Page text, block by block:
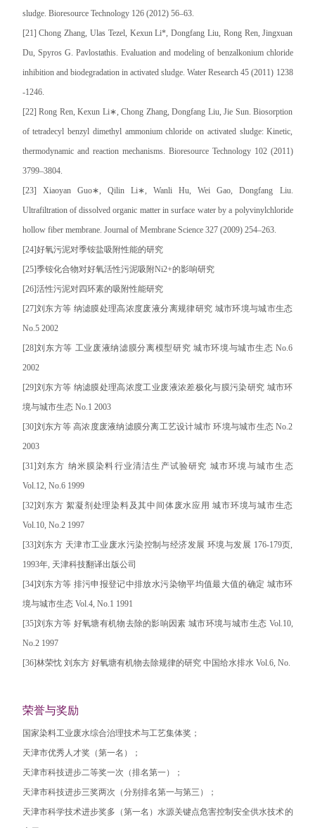
sludge. Bioresource Technology 126 (2012) 56–63.
[21] Chong Zhang, Ulas Tezel, Kexun Li*, Dongfang Liu, Rong Ren, Jingxuan
Du, Spyros G. Pavlostathis. Evaluation and modeling of benzalkonium chloride
inhibition and biodegradation in activated sludge. Water Research 45 (2011) 1238
-1246.
[22] Rong Ren, Kexun Li∗, Chong Zhang, Dongfang Liu, Jie Sun. Biosorption
of tetradecyl benzyl dimethyl ammonium chloride on activated sludge: Kinetic,
thermodynamic and reaction mechanisms. Bioresource Technology 102 (2011)
3799–3804.
[23] Xiaoyan Guo∗, Qilin Li∗, Wanli Hu, Wei Gao, Dongfang Liu.
Ultrafiltration of dissolved organic matter in surface water by a polyvinylchloride
hollow fiber membrane. Journal of Membrane Science 327 (2009) 254–263.
[24]好氧污泥对季铵盐吸附性能的研究
[25]季铵化合物对好氧活性污泥吸附Ni2+的影响研究
[26]活性污泥对四环素的吸附性能研究
[27]刘东方等 纳滤膜处理高浓度废液分离规律研究 城市环境与城市生态
No.5 2002
[28]刘东方等 工业废液纳滤膜分离模型研究 城市环境与城市生态 No.6
2002
[29]刘东方等 纳滤膜处理高浓度工业废液浓差极化与膜污染研究 城市环
境与城市生态 No.1 2003
[30]刘东方等 高浓度废液纳滤膜分离工艺设计城市 环境与城市生态 No.2
2003
[31]刘东方 纳米膜染料行业清洁生产试验研究 城市环境与城市生态
Vol.12, No.6 1999
[32]刘东方 絮凝剂处理染料及其中间体废水应用 城市环境与城市生态
Vol.10, No.2 1997
[33]刘东方 天津市工业废水污染控制与经济发展 环境与发展 176-179页,
1993年, 天津科技翻译出版公司
[34]刘东方等 排污申报登记中排放水污染物平均值最大值的确定 城市环
境与城市生态 Vol.4, No.1 1991
[35]刘东方等 好氧塘有机物去除的影响因素 城市环境与城市生态 Vol.10,
No.2 1997
[36]林荣忱 刘东方 好氧塘有机物去除规律的研究 中国给水排水 Vol.6, No.
荣誉与奖励
国家染料工业废水综合治理技术与工艺集体奖；
天津市优秀人才奖（第一名）；
天津市科技进步二等奖一次（排名第一）；
天津市科技进步三奖两次（分别排名第一与第三）；
天津市科学技术进步奖多（第一名）水源关键点危害控制安全供水技术的